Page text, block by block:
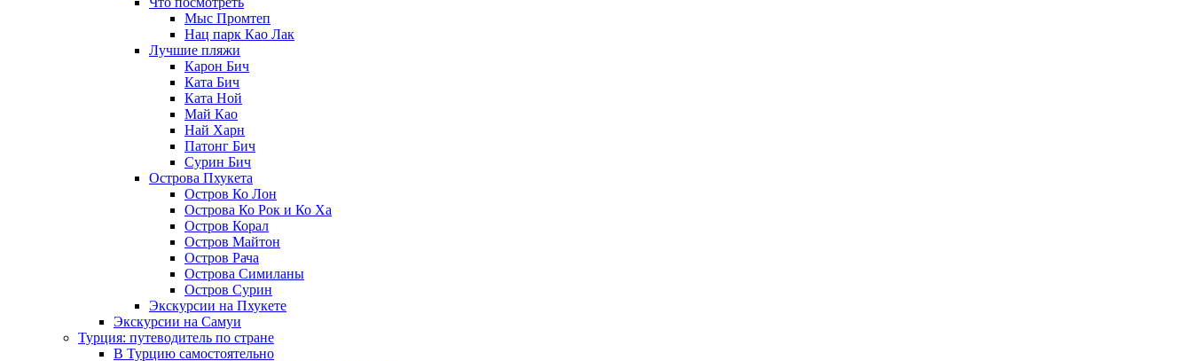
Мыс Промтеп
Нац парк Као Лак
Лучшие пляжи
Карон Бич
Ката Бич
Ката Ной
Май Као
Най Харн
Патонг Бич
Сурин Бич
Острова Пхукета
Остров Ко Лон
Острова Ко Рок и Ко Ха
Остров Корал
Остров Майтон
Остров Рача
Острова Симиланы
Остров Сурин
Экскурсии на Пхукете
Экскурсии на Самуи
Турция: путеводитель по стране
В Турцию самостоятельно